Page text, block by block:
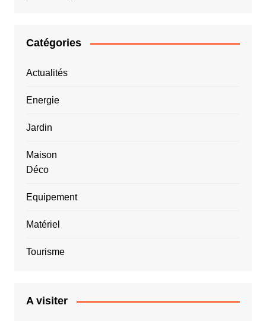
Catégories
Actualités
Energie
Jardin
Maison
Déco
Equipement
Matériel
Tourisme
A visiter